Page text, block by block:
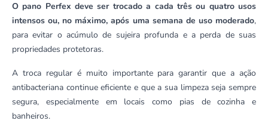
O pano Perfex deve ser trocado a cada três ou quatro usos
intensos ou, no máximo, após uma semana de uso moderado,
para evitar o acúmulo de sujeira profunda e a perda de suas
propriedades protetoras.
A troca regular é muito importante para garantir que a ação
antibacteriana continue eficiente e que a sua limpeza seja sempre
segura, especialmente em locais como pias de cozinha e
banheiros.